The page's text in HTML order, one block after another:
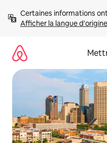
directement
Afficher la langue d'origine